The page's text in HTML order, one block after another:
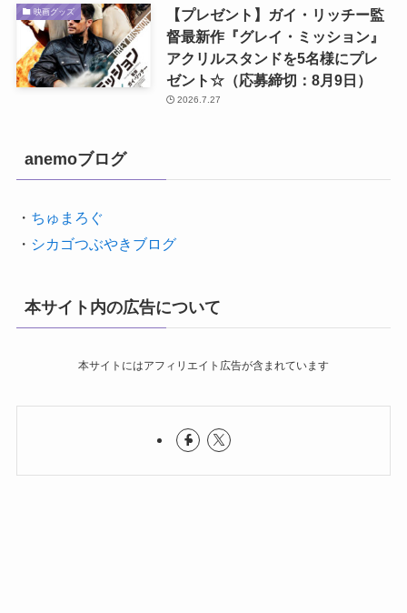
映画グッズ
【プレゼント】ガイ・リッチー監
督最新作『グレイ・ミッション』
アクリルスタンドを5名様にプレ
ゼント☆（応募締切：8月9日）
2026.7.27
anemoブログ
・ ちゅまろぐ
・ シカゴつぶやきブログ
本サイト内の広告について
本サイトにはアフィリエイト広告が含まれています